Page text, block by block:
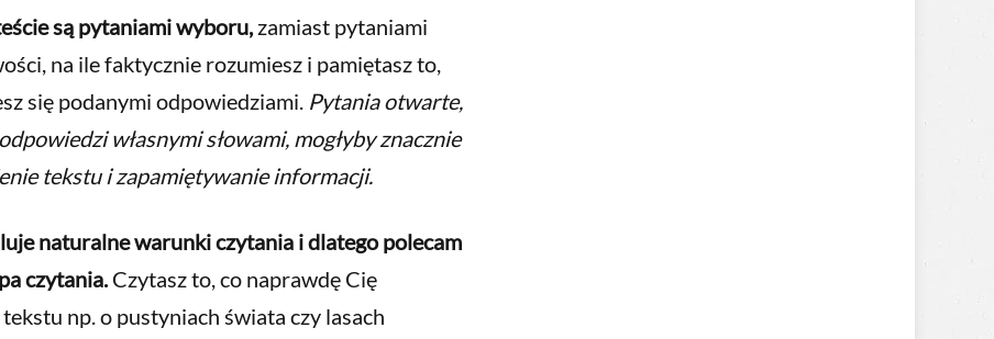
są pytaniami wyboru,zamiast pytaniami
na ile faktycznie rozumiesz i pamiętasz to,
się podanymi odpowiedziami. Pytania otwarte,
własnymi słowami, mogłyby znacznie
tekstu i zapamiętywanie informacji.
naturalne warunki czytania i dlatego polecam
czytania.Czytasz to, co naprawdę Cię
np. o pustyniach świata czy lasach